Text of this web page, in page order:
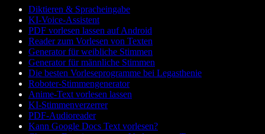
Diktieren & Spracheingabe
KI-Voice-Assistent
PDF vorlesen lassen auf Android
Reader zum Vorlesen von Texten
Generator für weibliche Stimmen
Generator für männliche Stimmen
Die besten Vorleseprogramme bei Legasthenie
Roboter-Stimmengenerator
Anime-Text vorlesen lassen
KI-Stimmenverzerrer
PDF-Audioreader
Kann Google Docs Text vorlesen?